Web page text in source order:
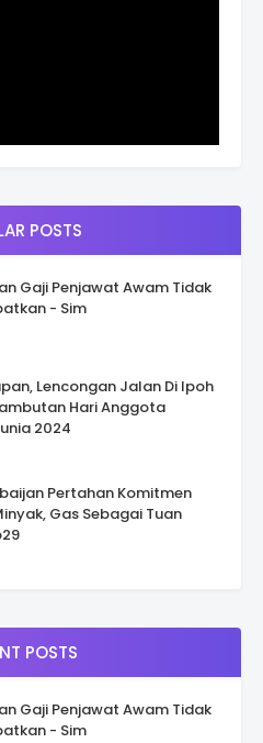
POSTS
Gaji Penjawat Awam Tidak
- Sim
Lencongan Jalan Di Ipoh
Hari Anggota
2024
Pertahan Komitmen
Gas Sebagai Tuan
POSTS
Gaji Penjawat Awam Tidak
- Sim